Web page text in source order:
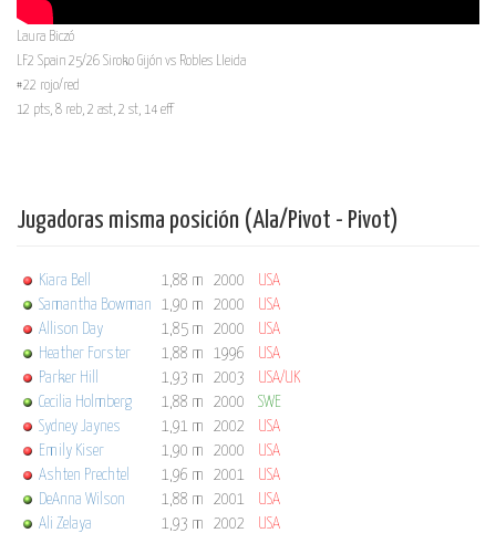
Laura Biczó
LF2 Spain 25/26 Siroko Gijón vs Robles Lleida
#22 rojo/red
12 pts, 8 reb, 2 ast, 2 st, 14 eff
Jugadoras misma posición (Ala/Pivot - Pivot)
Kiara Bell 1,88 m 2000 USA
Samantha Bowman
1,90 m 2000 USA
Allison Day
1,85 m 2000 USA
Heather Forster
1,88 m 1996 USA
Parker Hill
1,93 m 2003 USA/UK
Cecilia Holmberg
1,88 m 2000 SWE
Sydney Jaynes
1,91 m 2002 USA
Emily Kiser
1,90 m 2000 USA
Ashten Prechtel
1,96 m 2001 USA
DeAnna Wilson
1,88 m 2001 USA
Ali Zelaya
1,93 m 2002 USA